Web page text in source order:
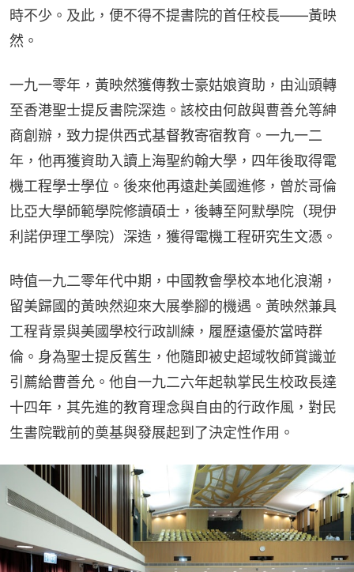
時不少。及此，便不得不提書院的首任校長——黃映
然。
一九一零年，黃映然獲傳教士豪姑娘資助，由汕頭轉
至香港聖士提反書院深造。該校由何啟與曹善允等紳
商創辦，致力提供西式基督教寄宿教育。一九一二
年，他再獲資助入讀上海聖約翰大學，四年後取得電
機工程學士學位。後來他再遠赴美國進修，曾於哥倫
比亞大學師範學院修讀碩士，後轉至阿默學院（現伊
利諾伊理工學院）深造，獲得電機工程研究生文憑。
時值一九二零年代中期，中國教會學校本地化浪潮，
留美歸國的黃映然迎來大展拳腳的機遇。黃映然兼具
工程背景與美國學校行政訓練，履歷遠優於當時群
倫。身為聖士提反舊生，他隨即被史超域牧師賞識並
引薦給曹善允。他自一九二六年起執掌民生校政長達
十四年，其先進的教育理念與自由的行政作風，對民
生書院戰前的奠基與發展起到了決定性作用。